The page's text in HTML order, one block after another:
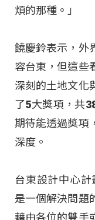
煩的那種。」
饒慶鈴表示，外
容台東，但這些
深刻的土地文化
了5大獎項，共
期待能透過獎項
深度。
台東設計中心
是一個解決問題